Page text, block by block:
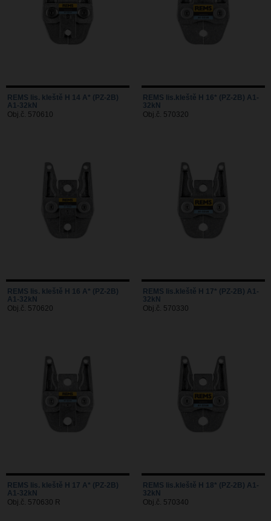
REMS lis. kleště H 14 A* (PZ-2B)
A1-32kN
Obj.č. 570610
REMS lis.kleště H 16* (PZ-2B) A1-
32kN
Obj.č. 570320
REMS lis. kleště H 16 A* (PZ-2B)
A1-32kN
Obj.č. 570620
REMS lis.kleště H 17* (PZ-2B) A1-
32kN
Obj.č. 570330
REMS lis. kleště H 17 A* (PZ-2B)
A1-32kN
Obj.č. 570630 R
REMS lis.kleště H 18* (PZ-2B) A1-
32kN
Obj.č. 570340